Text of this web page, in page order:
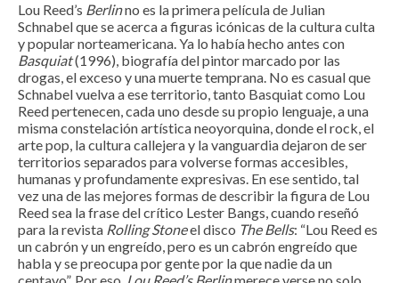
Lou Reed’s Berlinno es la primera película de Julian
Schnabel que se acerca a figuras icónicas de la cultura culta
y popular norteamericana. Ya lo había hecho antes con
Basquiat(1996), biografía del pintor marcado por las
drogas, el exceso y una muerte temprana. No es casual que
Schnabel vuelva a ese territorio, tanto Basquiat como Lou
Reed pertenecen, cada uno desde su propio lenguaje, a una
misma constelación artística neoyorquina, donde el rock, el
arte pop, la cultura callejera y la vanguardia dejaron de ser
territorios separados para volverse formas accesibles,
humanas y profundamente expresivas. En ese sentido, tal
vez una de las mejores formas de describir la figura de Lou
Reed sea la frase del crítico Lester Bangs, cuando reseñó
para la revista Rolling Stoneel disco The Bells: “Lou Reed es
un cabrón y un engreído, pero es un cabrón engreído que
habla y se preocupa por gente por la que nadie da un